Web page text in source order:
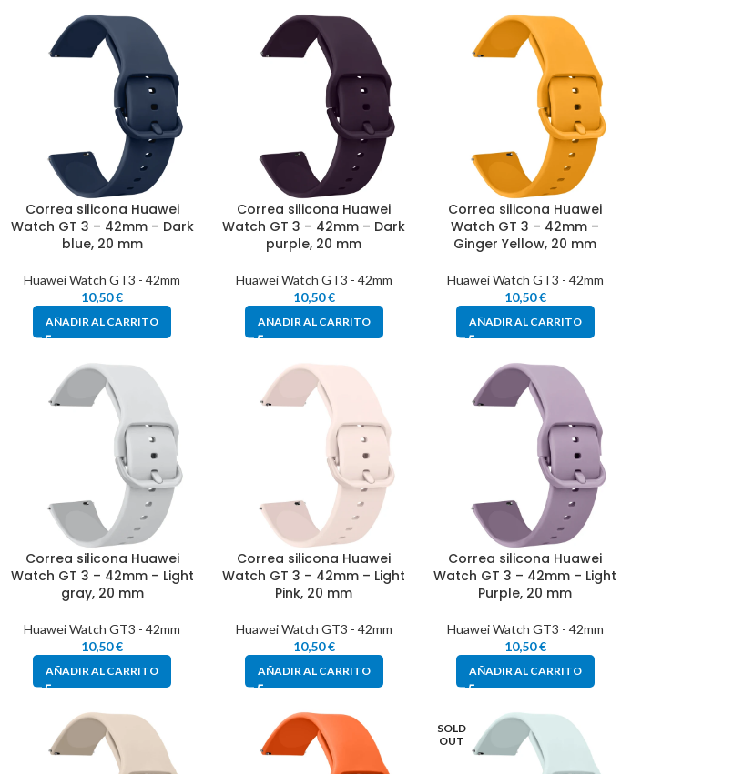
Correa silicona Huawei
Watch GT 3 – 42mm – Dark
blue, 20 mm
Huawei Watch GT3 - 42mm
10,50€
AÑADIR AL CARRITO
Correa silicona Huawei
Watch GT 3 – 42mm – Dark
purple, 20 mm
Huawei Watch GT3 - 42mm
10,50€
AÑADIR AL CARRITO
Correa silicona Huawei
Watch GT 3 – 42mm –
Ginger Yellow, 20 mm
Huawei Watch GT3 - 42mm
10,50€
AÑADIR AL CARRITO
Correa silicona Huawei
Watch GT 3 – 42mm – Light
gray, 20 mm
Huawei Watch GT3 - 42mm
10,50€
AÑADIR AL CARRITO
Correa silicona Huawei
Watch GT 3 – 42mm – Light
Pink, 20 mm
Huawei Watch GT3 - 42mm
10,50€
AÑADIR AL CARRITO
Correa silicona Huawei
Watch GT 3 – 42mm – Light
Purple, 20 mm
Huawei Watch GT3 - 42mm
10,50€
AÑADIR AL CARRITO
SOLD
OUT